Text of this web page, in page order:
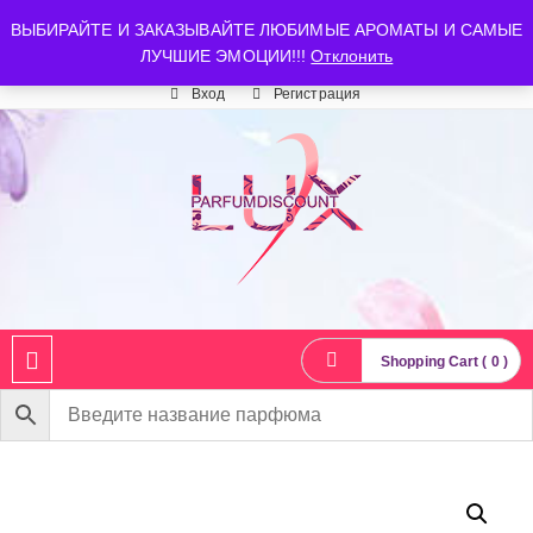
ВЫБИРАЙТЕ И ЗАКАЗЫВАЙТЕ ЛЮБИМЫЕ АРОМАТЫ И САМЫЕ
ЛУЧШИЕ ЭМОЦИИ!!!Отклонить
luxparfumdiscount@mail.ru +7 903 544 11 18 г. Москва
Время работы: пн-сб 10:00-21:00
Вход Регистрация
Shopping Cart ( 0 )